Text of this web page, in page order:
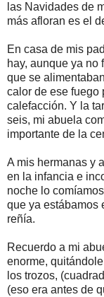
las Navidades de
más afloran es el
En casa de mis
hay, aunque ya no
que se
calor de ese fuego
calefacción. Y la
seis, mi abuela
importante de la
A mis hermanas y
en la infancia e
noche lo
que ya estábamos
reñía.
Recuerdo a mi
enorme,
los trozos,
(eso era antes de